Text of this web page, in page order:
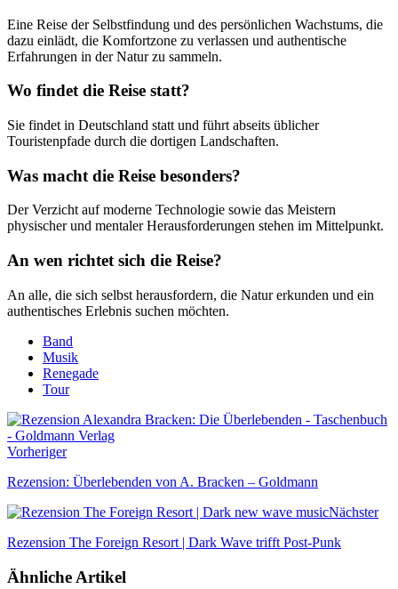
Eine Reise der Selbstfindung und des persönlichen Wachstums, die
dazu einlädt, die Komfortzone zu verlassen und authentische
Erfahrungen in der Natur zu sammeln.
Wo findet die Reise statt?
Sie findet in Deutschland statt und führt abseits üblicher
Touristenpfade durch die dortigen Landschaften.
Was macht die Reise besonders?
Der Verzicht auf moderne Technologie sowie das Meistern
physischer und mentaler Herausforderungen stehen im Mittelpunkt.
An wen richtet sich die Reise?
An alle, die sich selbst herausfordern, die Natur erkunden und ein
authentisches Erlebnis suchen möchten.
Band
Musik
Renegade
Tour
Vorheriger
Rezension: Überlebenden von A. Bracken – Goldmann
Nächster
Rezension The Foreign Resort | Dark Wave trifft Post-Punk
Ähnliche Artikel